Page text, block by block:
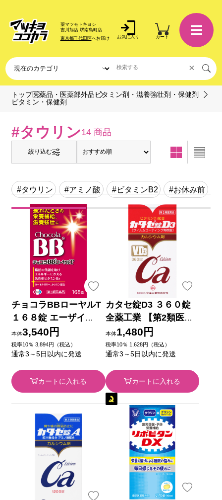
薬マツモトキヨシ
吉川旭店 堺南島町店
東京都千代田区へお届け お気に入り カート
×
トップ医薬品・医薬部外品 ビタミン剤・滋養強壮剤・保健剤
ビタミン・保健剤
#タウリン14 商品
絞り込む
#タウリン #アミノ酸 #ビタミンB2 #お休み前
チョコラBBローヤルT
１６８錠 エーザイ
【第3類医薬品】
本体3,540円
税率10％ 3,894円（税込）
通常3～5日以内に発送
カートに入れる
カタセ錠D3 ３６０錠
全薬工業 【第2類医薬
品】
本体1,480円
税率10％ 1,628円（税込）
通常3～5日以内に発送
カートに入れる